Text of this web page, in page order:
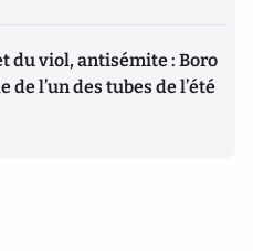
du viol, antisémite : Boro
de l’un des tubes de l’été